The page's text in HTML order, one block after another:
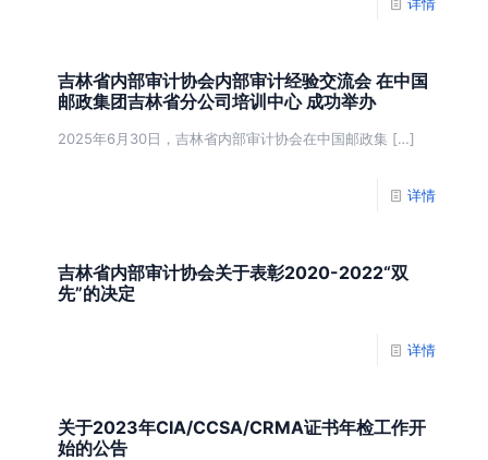
吉林省内部审计协会内部审计经验交流会 在中国
邮政集团吉林省分公司培训中心 成功举办
2025年6月30日，吉林省内部审计协会在中国邮政集 […]
详情
吉林省内部审计协会关于表彰2020-2022“双
先”的决定
详情
关于2023年CIA/CCSA/CRMA证书年检工作开
始的公告